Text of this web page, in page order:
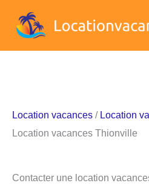
Location vacances / Location
Location vacances Thionville
Contacter une location